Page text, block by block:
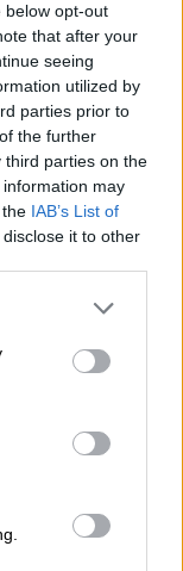
below opt-out
that after your
seeing
utilized by
parties prior to
the further
third parties on the
information may
IAB’s List of
it to other
or more Google
You may click to
party tags to
in below Google
,
δορυφόρου
(SO2)
πάνω από
τους
της